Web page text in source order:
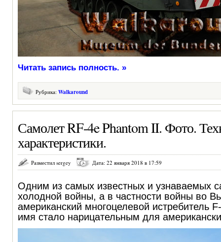
Читать запись полность. »
Рубрика: Walkaround
Самолет RF-4e Phantom II. Фото.
характеристики.
Разместил sergey Дата: 22 января 2018 в 17:59
Одним из самых известных и узнаваемых
холодной войны, а в частности войны во
американский многоцелевой истребитель
имя стало нарицательным для